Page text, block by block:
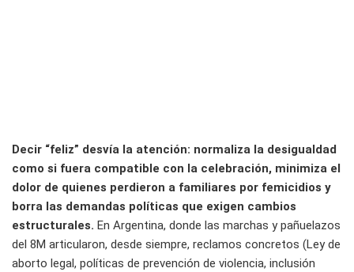
Decir “feliz” desvía la atención: normaliza la desigualdad
como si fuera compatible con la celebración, minimiza el
dolor de quienes perdieron a familiares por femicidios y
borra las demandas políticas que exigen cambios
estructurales. En Argentina, donde las marchas y pañuelazos
del 8M articularon, desde siempre, reclamos concretos (Ley de
aborto legal, políticas de prevención de violencia, inclusión